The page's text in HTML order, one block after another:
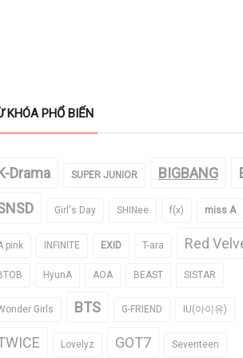
KHÓA PHỔ BIẾN
Drama SUPER JUNIOR BIGBANG
Girl's Day SHINee f(x) miss A
pink INFINITE EXID T-ara Red
HyunA AOA BEAST SISTAR
Girls BTS G-FRIEND IU(아이유)
Lovelyz GOT7 Seventeen